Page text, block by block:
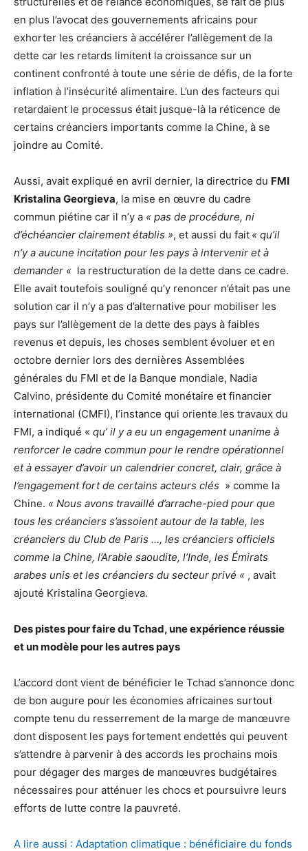
en plus l’avocat des gouvernements africains pour
exhorter les créanciers à accélérer l’allègement de la
dette car les retards limitent la croissance sur un
continent confronté à toute une série de défis, de la forte
inflation à l’insécurité alimentaire. L’un des facteurs qui
retardaient le processus était jusque-là la réticence de
certains créanciers importants comme la Chine, à se
joindre au Comité.
Aussi, avait expliqué en avril dernier, la directrice du FMI
Kristalina Georgieva, la mise en œuvre du cadre
commun piétine car il n’y a « pas de procédure, ni
d’échéancier clairement établis », et aussi du fait « qu’il
n’y a aucune incitation pour les pays à intervenir et à
demander « la restructuration de la dette dans ce cadre.
Elle avait toutefois souligné qu’y renoncer n’était pas une
solution car il n’y a pas d’alternative pour mobiliser les
pays sur l’allègement de la dette des pays à faibles
revenus et depuis, les choses semblent évoluer et en
octobre dernier lors des dernières Assemblées
générales du FMI et de la Banque mondiale, Nadia
Calvino, présidente du Comité monétaire et financier
international (CMFI), l’instance qui oriente les travaux du
FMI, a indiqué « qu’ il y a eu un engagement unanime à
renforcer le cadre commun pour le rendre opérationnel
et à essayer d’avoir un calendrier concret, clair, grâce à
l’engagement fort de certains acteurs clés » comme la
Chine. « Nous avons travaillé d’arrache-pied pour que
tous les créanciers s’assoient autour de la table, les
créanciers du Club de Paris …, les créanciers officiels
comme la Chine, l’Arabie saoudite, l’Inde, les Émirats
arabes unis et les créanciers du secteur privé « , avait
ajouté Kristalina Georgieva.
Des pistes pour faire du Tchad, une expérience réussie
et un modèle pour les autres pays
L’accord dont vient de bénéficier le Tchad s’annonce donc
de bon augure pour les économies africaines surtout
compte tenu du resserrement de la marge de manœuvre
dont disposent les pays fortement endettés qui peuvent
s’attendre à parvenir à des accords les prochains mois
pour dégager des marges de manœuvres budgétaires
nécessaires pour atténuer les chocs et poursuivre leurs
efforts de lutte contre la pauvreté.
A lire aussi : Adaptation climatique : bénéficiaire du fonds